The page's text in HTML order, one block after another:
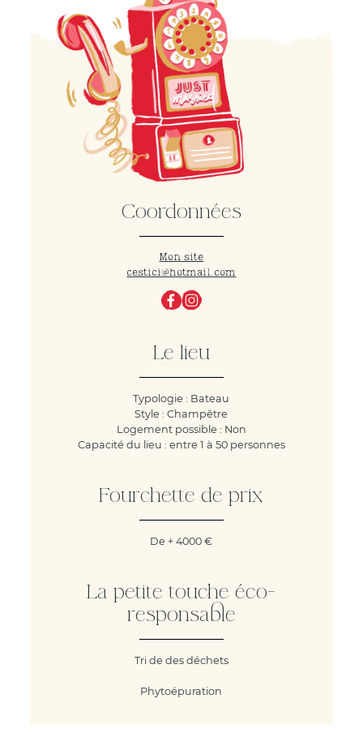
Coordonnées
Mon site
cestici@hotmail.com
Le lieu
Typologie : Bateau
Style : Champêtre
Logement possible : Non
Capacité du lieu : entre 1 à 50 personnes
Fourchette de prix
De + 4000 €
La petite touche éco-
responsable
Tri de des déchets
Phytoépuration